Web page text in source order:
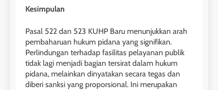
Kesimpulan
Pasal 522 dan 523 KUHP Baru menunjukkan arah
pembaharuan hukum pidana yang signifikan.
Perlindungan terhadap fasilitas pelayanan publik
tidak lagi menjadi bagian tersirat dalam hukum
pidana, melainkan dinyatakan secara tegas dan
diberi sanksi yang proporsional. Ini merupakan